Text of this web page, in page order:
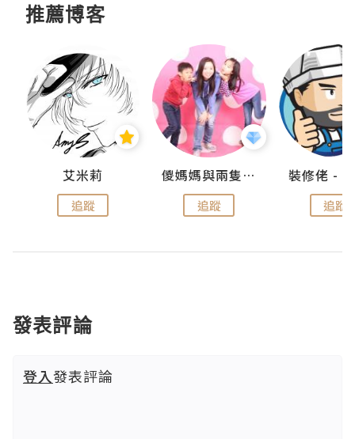
推薦博客
艾米莉
追蹤
儍媽媽與兩隻小魔怪之家
追蹤 追蹤
發表評論
登入發表評論